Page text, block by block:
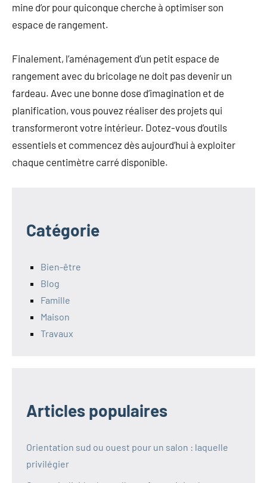
mine d’or pour quiconque cherche à optimiser son
espace de rangement.
Finalement, l’aménagement d’un petit espace de
rangement avec du bricolage ne doit pas devenir un
fardeau. Avec une bonne dose d’imagination et de
planification, vous pouvez réaliser des projets qui
transformeront votre intérieur. Dotez-vous d’outils
essentiels et commencez dès aujourd’hui à exploiter
chaque centimètre carré disponible.
Catégorie
Bien-être
Blog
Famille
Maison
Travaux
Articles populaires
Orientation sud ou ouest pour un salon : laquelle
privilégier